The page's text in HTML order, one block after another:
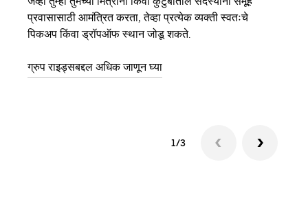
प्रवासासाठी आमंत्रित करता, तेव्हा प्रत्येक व्यक्ती स्वतःचे
पिकअप किंवा ड्रॉपऑफ स्थान जोडू शकते.
ग्रुप राइड्सबद्दल अधिक जाणून घ्या
1/3